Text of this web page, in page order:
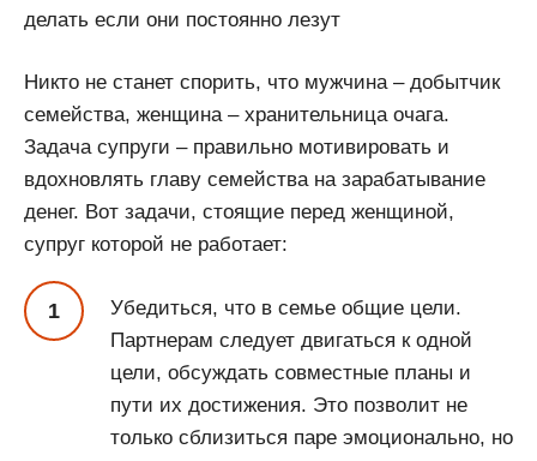
делать если они постоянно лезут
Никто не станет спорить, что мужчина – добытчик
семейства, женщина – хранительница очага.
Задача супруги – правильно мотивировать и
вдохновлять главу семейства на зарабатывание
денег. Вот задачи, стоящие перед женщиной,
супруг которой не работает:
Убедиться, что в семье общие цели.
Партнерам следует двигаться к одной
цели, обсуждать совместные планы и
пути их достижения. Это позволит не
только сблизиться паре эмоционально, но